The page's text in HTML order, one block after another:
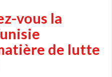
vous la
de lutte